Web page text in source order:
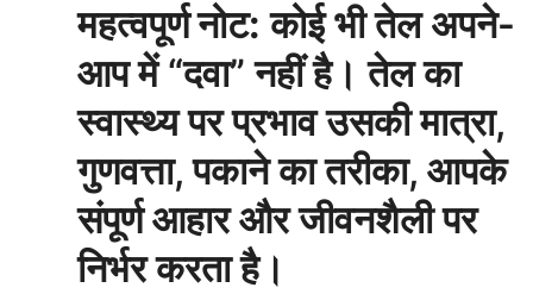
महत्वपूर्ण नोट: कोई भी तेल अपने-
आप में “दवा” नहीं है। तेल का
स्वास्थ्य पर प्रभाव उसकी मात्रा,
गुणवत्ता, पकाने का तरीका, आपके
संपूर्ण आहार और जीवनशैली पर
निर्भर करता है।